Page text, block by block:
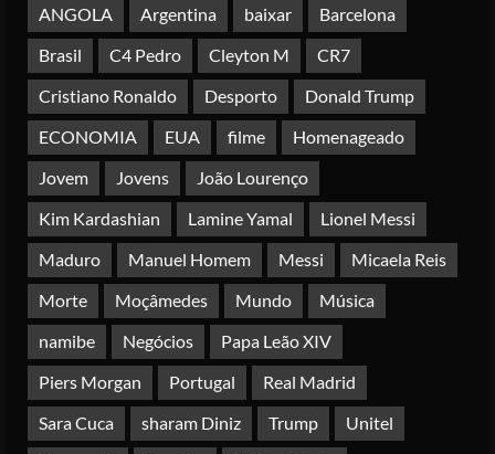
5
Irão reabre Estreito de Ormuz
durante trégua de 10 dias entre Israel
e Líbano
Posted on 4 months ago
ANGOLA
Argentina baixar
Barcelona
Brasil
C4 Pedro Cleyton M
CR7
Cristiano Ronaldo
Desporto
Donald Trump
ECONOMIA
EUA filme
Homenageado
Jovem
Jovens
João Lourenço
Kim Kardashian
Lamine Yamal
Lionel Messi
Maduro
Manuel Homem Messi
Micaela Reis
Morte
Moçâmedes Mundo
Música
namibe
Negócios
Papa Leão XIV
Piers Morgan
Portugal
Real Madrid
Sara Cuca
sharam Diniz Trump
Unitel